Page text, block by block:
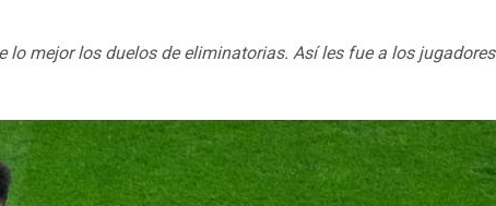
lo mejor los duelos de eliminatorias. Así les fue a los jugadores